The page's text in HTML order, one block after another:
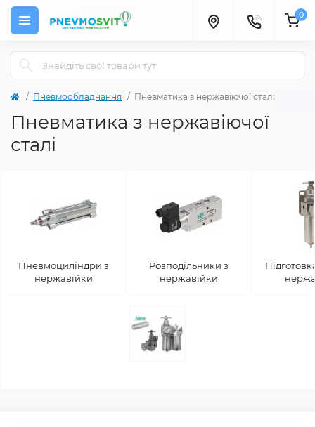
0
Пневмообладнання Пневматика з нержавіючої сталі
Пневматика з нержавіючої
сталі
Пневмоциліндри з
нержавійки
Розподільники з
нержавійки